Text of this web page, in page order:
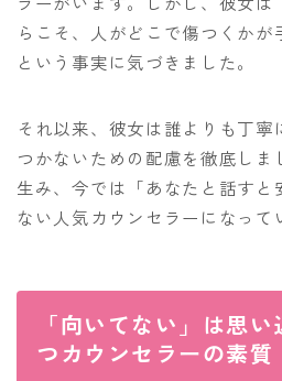
らこそ、人がどこで傷つくかが
という事実に気づきました。
それ以来、彼女は誰よりも丁
つかないための配慮を徹底しま
生み、今では「あなたと話すと
ない人気カウンセラーになって
「向いてない」は思
つカウンセラーの素質